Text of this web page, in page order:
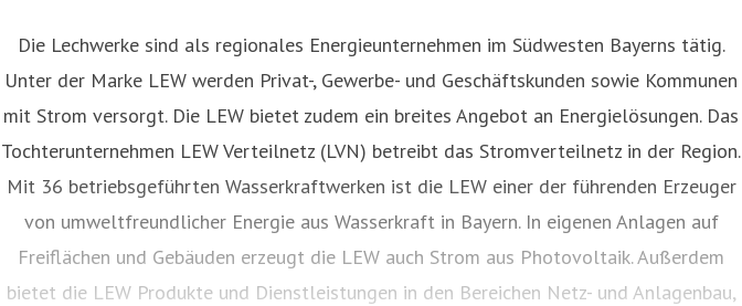
Die Lechwerke sind als regionales Energieunternehmen im Südwesten Bayerns tätig.
Unter der Marke LEW werden Privat-, Gewerbe- und Geschäftskunden sowie Kommunen
mit Strom versorgt. Die LEW bietet zudem ein breites Angebot an Energielösungen. Das
Tochterunternehmen LEW Verteilnetz (LVN) betreibt das Stromverteilnetz in der Region.
Mit 36 betriebsgeführten Wasserkraftwerken ist die LEW einer der führenden Erzeuger
von umweltfreundlicher Energie aus Wasserkraft in Bayern. In eigenen Anlagen auf
Freiflächen und Gebäuden erzeugt die LEW auch Strom aus Photovoltaik. Außerdem
bietet die LEW Produkte und Dienstleistungen in den Bereichen Netz- und Anlagenbau,